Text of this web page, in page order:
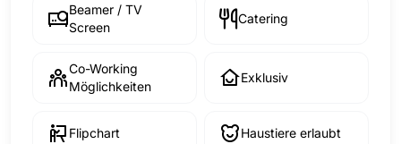
Beamer / TV
Screen
Catering
Co-Working
Möglichkeiten
Exklusiv
Flipchart Haustiere erlaubt